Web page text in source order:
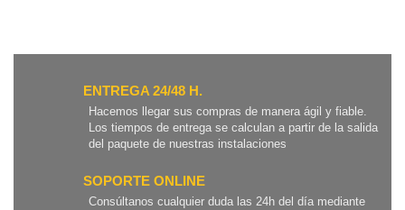
ENTREGA 24/48 H.
Hacemos llegar sus compras de manera ágil y fiable.
Los tiempos de entrega se calculan a partir de la salida
del paquete de nuestras instalaciones
SOPORTE ONLINE
Consúltanos cualquier duda las 24h del día mediante